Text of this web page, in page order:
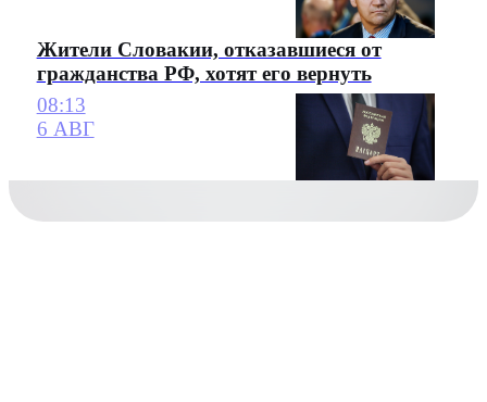
Жители Словакии, отказавшиеся от
гражданства РФ, хотят его вернуть
08:13
6 АВГ